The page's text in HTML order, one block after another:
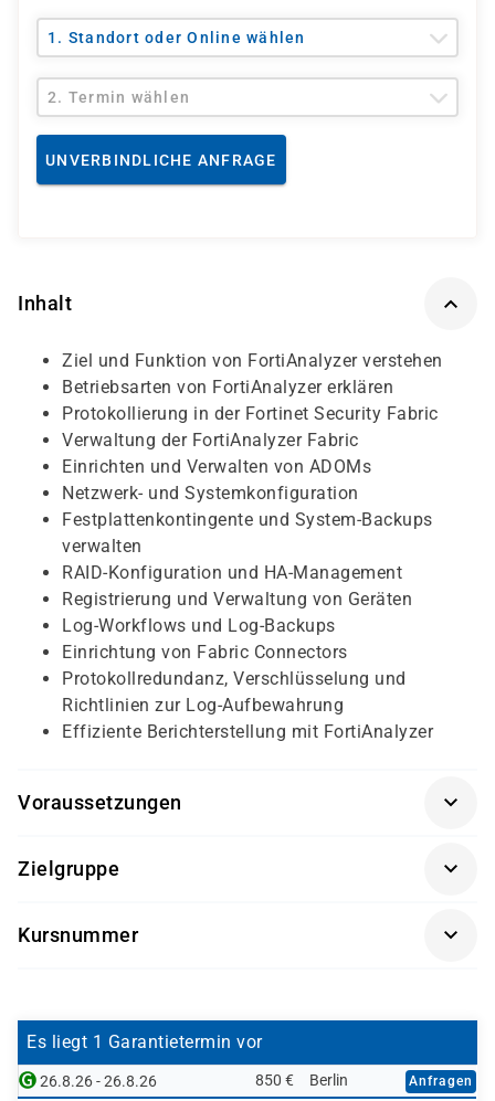
1. Standort oder Online wählen
2. Termin wählen
UNVERBINDLICHE ANFRAGE
Inhalt
Ziel und Funktion von FortiAnalyzer verstehen
Betriebsarten von FortiAnalyzer erklären
Protokollierung in der Fortinet Security Fabric
Verwaltung der FortiAnalyzer Fabric
Einrichten und Verwalten von ADOMs
Netzwerk- und Systemkonfiguration
Festplattenkontingente und System-Backups
verwalten
RAID-Konfiguration und HA-Management
Registrierung und Verwaltung von Geräten
Log-Workflows und Log-Backups
Einrichtung von Fabric Connectors
Protokollredundanz, Verschlüsselung und
Richtlinien zur Log-Aufbewahrung
Effiziente Berichterstellung mit FortiAnalyzer
Voraussetzungen
Grundkenntnisse im Umgang mit Fortinet-
Produkten
Sicherheitslösungen
Die FortiAnalyzer Administrator Schulung baut auf den
Kenntnissen aus der FortiGate-Schulung auf und
richtet sich an Teilnehmer mit technischem
Zielgruppe
System- und Netzwerkadministratoren
implementieren oder betreuen
Teilnehmer, die die
Fortinet anstreben
Kursnummer
Es liegt 1 Garantietermin vor
26.8.26 - 26.8.26 850 € Berlin Anfragen